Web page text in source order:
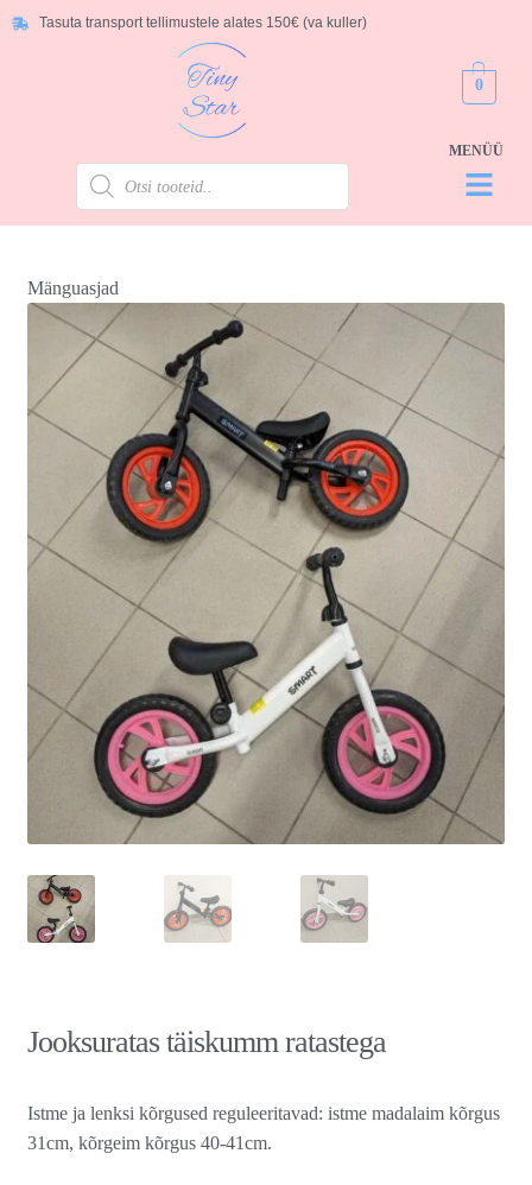
Tasuta transport tellimustele alates 150€ (va kuller)
0
Mänguasjad
Jooksuratas täiskumm ratastega
Istme ja lenksi kõrgused reguleeritavad: istme madalaim kõrgus
31cm, kõrgeim kõrgus 40-41cm.